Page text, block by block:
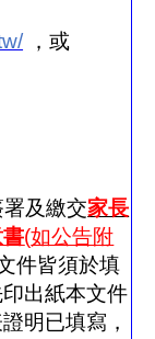
，或
及繳交家長
(如公告附
件皆須於填
出紙本文件
明已填寫，